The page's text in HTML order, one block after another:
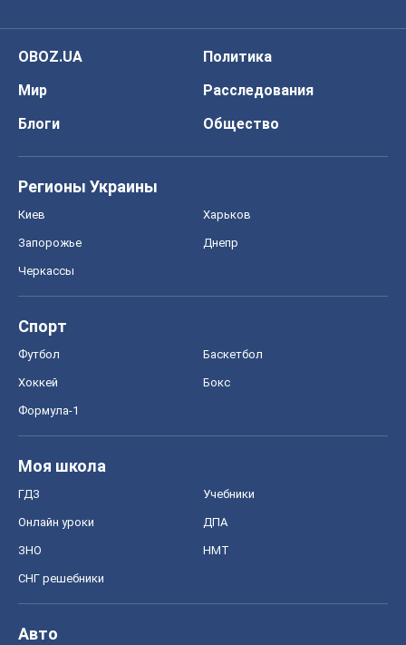
OBOZ.UA
Политика
Мир
Расследования
Блоги
Общество
Регионы Украины
Киев Харьков
Запорожье Днепр
Черкассы
Спорт
Футбол Баскетбол
Хоккей Бокс
Формула-1
Моя школа
ГДЗ Учебники
Онлайн уроки ДПА
ЗНО НМТ
СНГ решебники
Авто